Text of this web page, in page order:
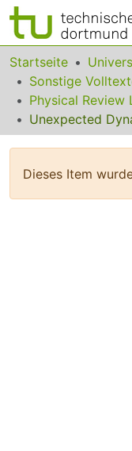
Bereiche &
Das gesamte
Statistiken
Startseite
Physical Review
Dieses Item